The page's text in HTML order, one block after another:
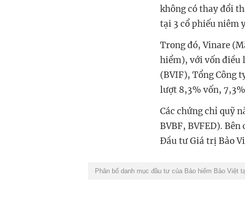
không có thay đổi
tại 3 cổ phiếu niêm
Trong đó, Vinare
hiểm), với vốn điều
(BVIF), Tổng Công
lượt 8,3% vốn,
Các chứng chỉ quỹ
BVBF, BVFED).
Đầu tư Giá trị Bảo
Phân bổ danh mục đầu tư của Bảo hiểm Bảo Việt